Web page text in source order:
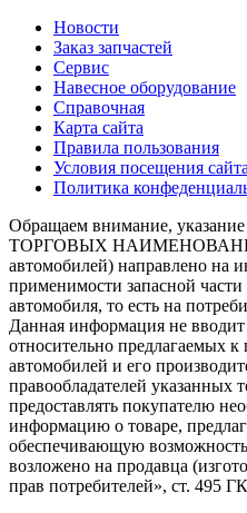
Новости
Заказ запчастей
Сервис
Навесное оборудование
Справочная
Карта сайта
Правила пользования
Условия посещения сайта
Политика
Обращаем внимание,
ТОРГОВЫХ НАИМЕНОВАНИЙ
автомобилей) направлено на
применимости запасной
автомобиля, то есть на
Данная информация не
относительно предлагаемых
автомобилей и его
правообладателей указанных
предоставлять покупателю
информацию о товаре,
обеспечивающую
возложено на продавца
прав потребителей», ст. 495